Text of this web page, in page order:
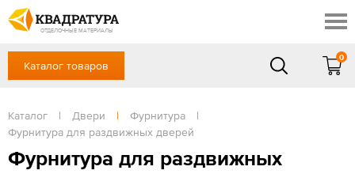
ОТДЕЛОЧНЫЕ МАТЕРИАЛЫ
Профи
Акции
Готовые решения
Доставка и оплата
Отзывы
+7 918 999 1656
Сб, Вс — выходной
ЗАКАЗАТЬ ЗВОНОК
Вход / Регистрация
Каталог товаров
0
Каталог | Двери | Фурнитура
|
Фурнитура для раздвижных дверей
Фурнитура для раздвижных